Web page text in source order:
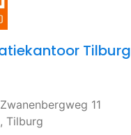
Tilburg
11
Tilburg